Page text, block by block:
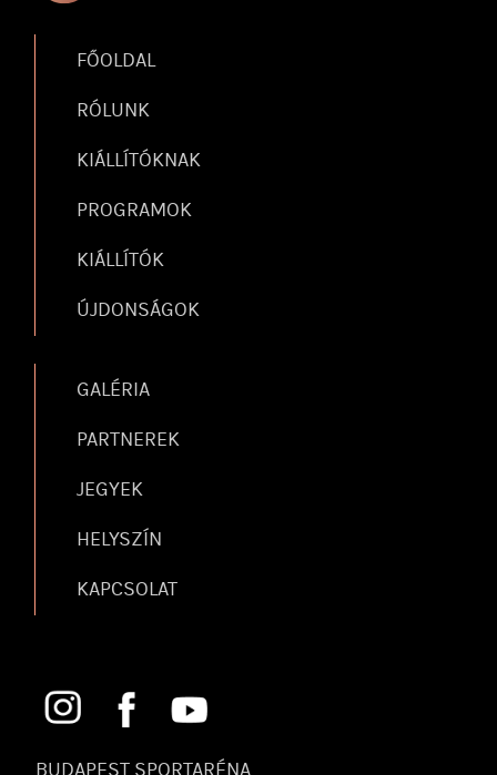
FŐOLDAL
RÓLUNK
KIÁLLÍTÓKNAK
PROGRAMOK
KIÁLLÍTÓK
ÚJDONSÁGOK
GALÉRIA
PARTNEREK
JEGYEK
HELYSZÍN
KAPCSOLAT
BUDAPEST SPORTARÉNA